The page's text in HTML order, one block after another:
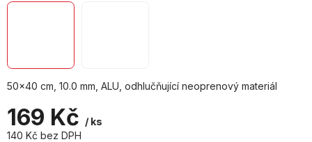
169 Kč / ks
140 Kč bez DPH
50x40 cm, 10.0 mm, ALU, odhlučňující neoprenový materiál